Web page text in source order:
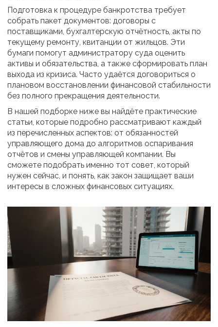
Подготовка к процедуре банкротства требует
собрать пакет документов: договоры с
поставщиками, бухгалтерскую отчётность, акты по
текущему ремонту, квитанции от жильцов. Эти
бумаги помогут администратору суда оценить
активы и обязательства, а также сформировать план
выхода из кризиса. Часто удаётся договориться о
плановом восстановлении финансовой стабильности
без полного прекращения деятельности.
В нашей подборке ниже вы найдёте практические
статьи, которые подробно рассматривают каждый
из перечисленных аспектов: от обязанностей
управляющего дома до алгоритмов оспаривания
отчётов и смены управляющей компании. Вы
сможете подобрать именно тот совет, который
нужен сейчас, и понять, как закон защищает ваши
интересы в сложных финансовых ситуациях.